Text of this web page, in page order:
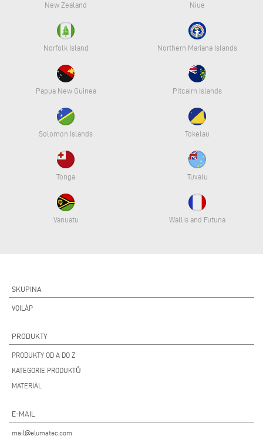
New Zealand Niue
Norfolk Island Northern Mariana Islands
Papua New Guinea Pitcairn Islands
Solomon Islands Tokelau
Tonga Tuvalu
Vanuatu Wallis and Futuna
SKUPINA
VOILÀP
PRODUKTY
PRODUKTY OD A DO Z
KATEGORIE PRODUKTŮ
MATERIÁL
E-MAIL
mail@elumatec.com